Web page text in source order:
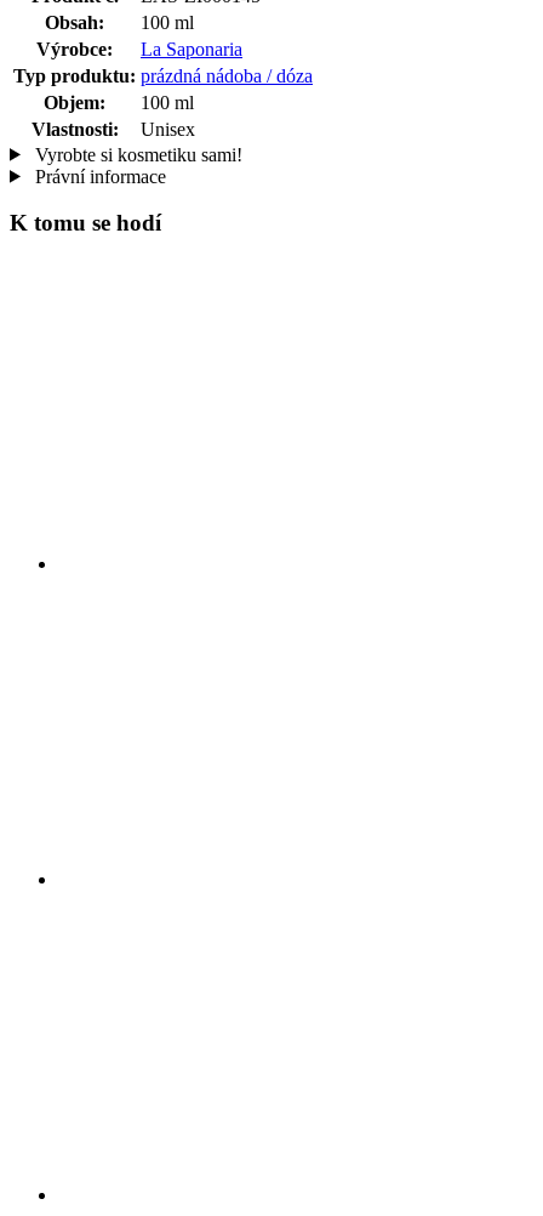
Obsah:
100 ml
Výrobce:
La Saponaria
Typ produktu: prázdná nádoba / dóza
Objem:
100 ml
Vlastnosti:
Unisex
Vyrobte si kosmetiku sami!
Právní informace
K tomu se hodí